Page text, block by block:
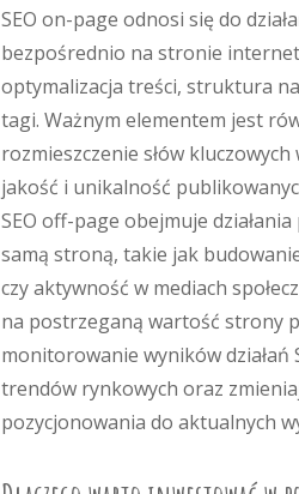
SEO on-page odnosi się do
bezpośrednio na stronie
optymalizacja treści, struktura
tagi. Ważnym elementem jest
rozmieszczenie słów
jakość i unikalność
SEO off-page obejmuje
samą stroną, takie jak
czy aktywność w mediach
na postrzeganą wartość strony
monitorowanie wyników działań
trendów rynkowych oraz
pozycjonowania do aktualnych